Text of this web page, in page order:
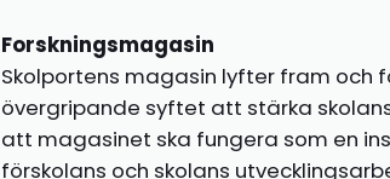
Forskningsmagasin
Skolportens magasin lyfter fram och
övergripande syftet att stärka
att magasinet ska fungera som en
förskolans och skolans